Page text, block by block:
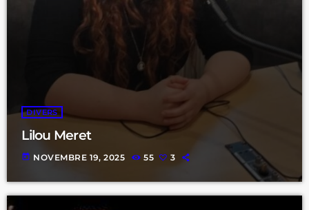
DIVERS
Lilou Meret
today NOVEMBRE 19, 2025 55 3